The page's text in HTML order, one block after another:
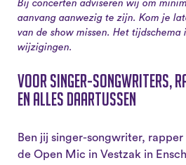
Bij concerten adviseren wij om
aanvang aanwezig te zijn. Kom je
van de show missen. Het tijdschema
wijzigingen.
Voor singer-songwriters,
en alles daartussen
Ben jij singer-songwriter,
de Open Mic in Vestzak in